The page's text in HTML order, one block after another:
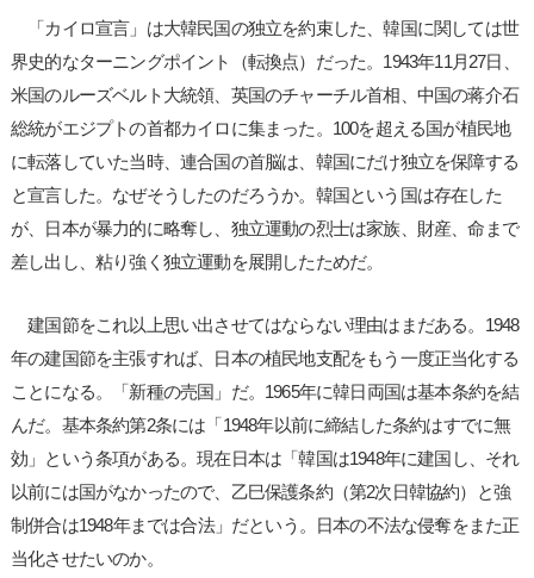
「カイロ宣言」は大韓民国の独立を約束した、韓国に関しては世
界史的なターニングポイント（転換点）だった。1943年11月27日、
米国のルーズベルト大統領、英国のチャーチル首相、中国の蒋介石
総統がエジプトの首都カイロに集まった。100を超える国が植民地
に転落していた当時、連合国の首脳は、韓国にだけ独立を保障する
と宣言した。なぜそうしたのだろうか。韓国という国は存在した
が、日本が暴力的に略奪し、独立運動の烈士は家族、財産、命まで
差し出し、粘り強く独立運動を展開したためだ。
建国節をこれ以上思い出させてはならない理由はまだある。1948
年の建国節を主張すれば、日本の植民地支配をもう一度正当化する
ことになる。「新種の売国」だ。1965年に韓日両国は基本条約を結
んだ。基本条約第2条には「1948年以前に締結した条約はすでに無
効」という条項がある。現在日本は「韓国は1948年に建国し、それ
以前には国がなかったので、乙巳保護条約（第2次日韓協約）と強
制併合は1948年までは合法」だという。日本の不法な侵奪をまた正
当化させたいのか。